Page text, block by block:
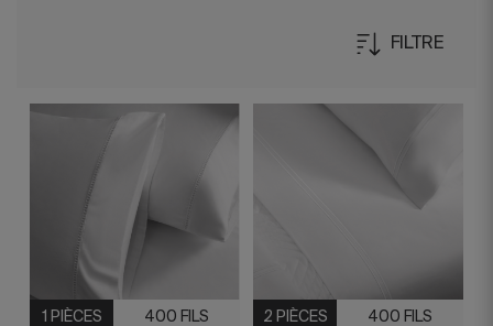
FILTRE
1 PIÈCES 400 FILS 2 PIÈCES 400 FILS